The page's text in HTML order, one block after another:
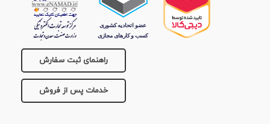
راهنمای ثبت سفارش
خدمات پس از فروش